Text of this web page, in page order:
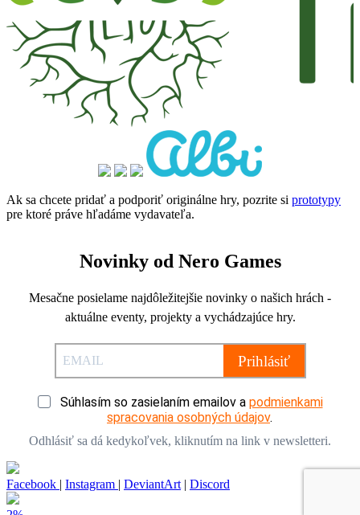
Ak sa chcete pridať a podporiť originálne hry, pozrite si prototypy
pre ktoré práve hľadáme vydavateľa.
Novinky od Nero Games
Mesačne posielame najdôležitejšie novinky o našich hrách -
aktuálne eventy, projekty a vychádzajúce hry.
Prihlásiť
Súhlasím so zasielaním emailov a podmienkami
spracovania osobných údajov.
Odhlásiť sa dá kedykoľvek, kliknutím na link v newsletteri.
Facebook | Instagram | DeviantArt | Discord